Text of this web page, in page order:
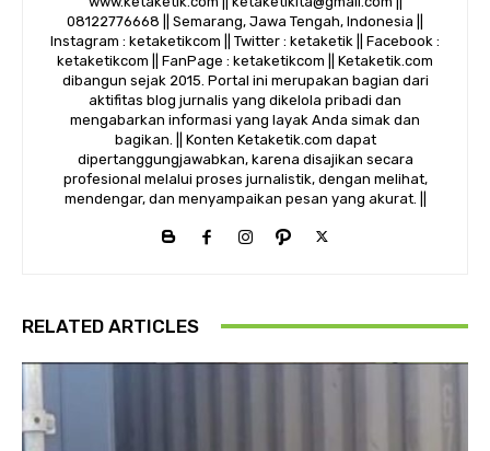
08122776668 || Semarang, Jawa Tengah, Indonesia ||
Instagram : ketaketikcom || Twitter : ketaketik || Facebook :
ketaketikcom || FanPage : ketaketikcom || Ketaketik.com
dibangun sejak 2015. Portal ini merupakan bagian dari
aktifitas blog jurnalis yang dikelola pribadi dan
mengabarkan informasi yang layak Anda simak dan
bagikan. || Konten Ketaketik.com dapat
dipertanggungjawabkan, karena disajikan secara
profesional melalui proses jurnalistik, dengan melihat,
mendengar, dan menyampaikan pesan yang akurat. ||
RELATED ARTICLES